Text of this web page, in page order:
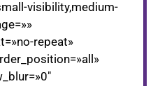
visibility,medium-
repeat»